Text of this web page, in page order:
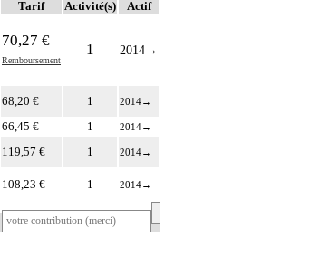
Tarif Activité(s) Actif
70,27 €
Remboursement
1 2014→
68,20 € 1 2014→
66,45 € 1 2014→
119,57 € 1 2014→
108,23 € 1 2014→